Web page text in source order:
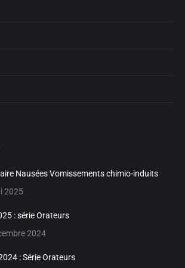
Nausées Vomissements chimio-induits
2025
: série Orateurs
2024
: Série Orateurs